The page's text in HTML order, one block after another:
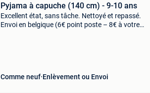
Pyjama à capuche (140 cm) - 9-10 ans
Excellent état, sans tâche. Nettoyé et repassé.
Envoi en belgique (6€ point poste – 8€ à votre
Comme neuf Enlèvement ou Envoi